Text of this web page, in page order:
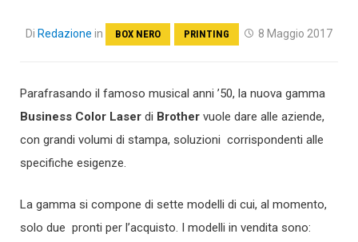
Di Redazione in BOX NERO PRINTING 8 Maggio 2017
Parafrasando il famoso musical anni ’50, la nuova gamma
Business Color Laser di Brother vuole dare alle aziende,
con grandi volumi di stampa, soluzioni corrispondenti alle
specifiche esigenze.
La gamma si compone di sette modelli di cui, al momento,
solo due pronti per l’acquisto. I modelli in vendita sono: